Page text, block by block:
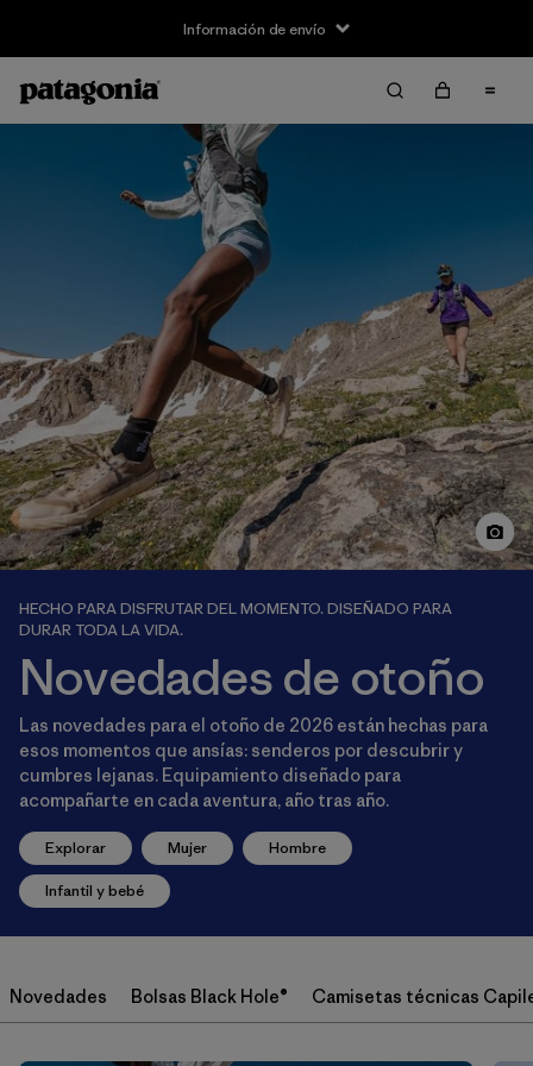
Información de envío
HECHO PARA DISFRUTAR DEL MOMENTO. DISEÑADO PARA
DURAR TODA LA VIDA.
Novedades de otoño
Las novedades para el otoño de 2026 están hechas para
esos momentos que ansías: senderos por descubrir y
cumbres lejanas. Equipamiento diseñado para
acompañarte en cada aventura, año tras año.
Explorar Mujer Hombre
Infantil y bebé
Novedades Bolsas Black Hole® Camisetas técnicas